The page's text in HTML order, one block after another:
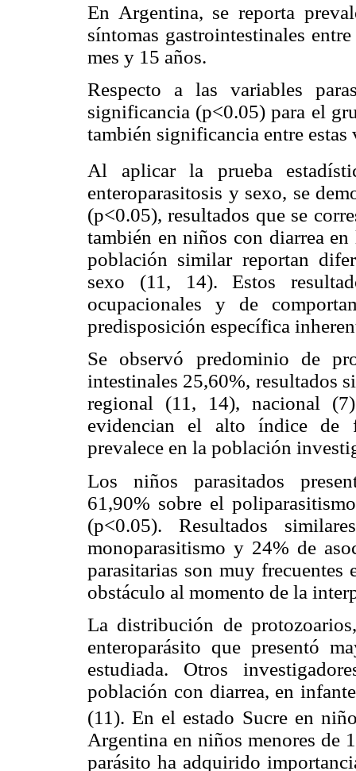
En Argentina, se reporta
síntomas gastrointestinales
mes y 15 años.
Respecto a las variables
significancia (p<0.05) para el
también significancia entre estas
Al aplicar la prueba
enteroparasitosis y sexo, se
(p<0.05), resultados que se
también en niños con diarrea
población similar reportan
sexo (11, 14). Estos
ocupacionales y de
predisposición específica
Se observó predominio de
intestinales 25,60%, resultados
regional (11, 14), nacional
evidencian el alto índice de
prevalece en la población
Los niños parasitados
61,90% sobre el
(p<0.05). Resultados
monoparasitismo y 24% de
parasitarias son muy
obstáculo al momento de la
La distribución de
enteroparásito que presentó
estudiada. Otros
población con diarrea, en
(11). En el estado Sucre en
Argentina en niños menores de
parásito ha adquirido